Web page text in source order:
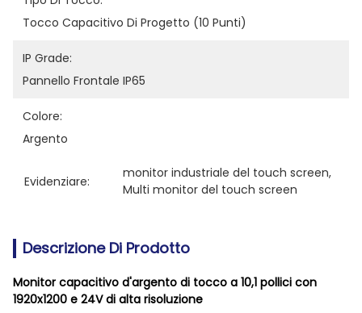
Tocco Capacitivo Di Progetto (10 Punti)
IP Grade:
Pannello Frontale IP65
Colore:
Argento
Evidenziare:
monitor industriale del touch screen,
Multi monitor del touch screen
Descrizione Di Prodotto
Monitor capacitivo d'argento di tocco a 10,1 pollici con
1920x1200 e 24V di alta risoluzione